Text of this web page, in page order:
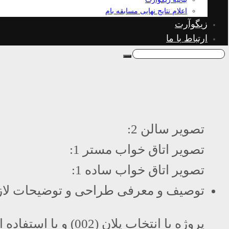
اعلام نتایج نهایی مسابقه بام
زیگوآرت
ارتباط با ما
تصویر سالن 2:
تصویر اتاق خواب مستر 1:
تصویر اتاق خواب ساده 1:
توصیف و معرفی طراحی و توضیحات
پروژه با انتخاب پلان (002) و با استفاده از آبجکت های موجود صورت گرفته است.